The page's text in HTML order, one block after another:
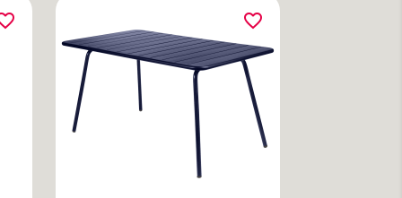
favorite_border